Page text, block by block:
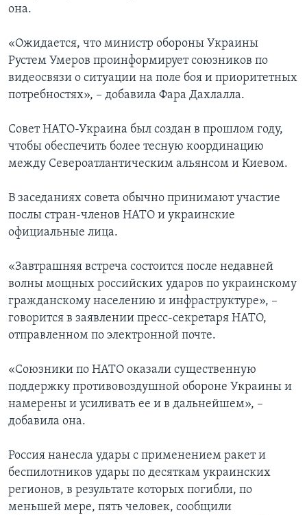
она.
«Ожидается, что министр обороны Украины
Рустем Умеров проинформирует союзников по
видеосвязи о ситуации на поле боя и приоритетных
потребностях», – добавила Фара Дахлалла.
Совет НАТО-Украина был создан в прошлом году,
чтобы обеспечить более тесную координацию
между Североатлантическим альянсом и Киевом.
В заседаниях совета обычно принимают участие
послы стран-членов НАТО и украинские
официальные лица.
«Завтрашняя встреча состоится после недавней
волны мощных российских ударов по украинскому
гражданскому населению и инфраструктуре», –
говорится в заявлении пресс-секретаря НАТО,
отправленном по электронной почте.
«Союзники по НАТО оказали существенную
поддержку противовоздушной обороне Украины и
намерены и усиливать ее и в дальнейшем», –
добавила она.
Россия нанесла удары с применением ракет и
беспилотников удары по десяткам украинских
регионов, в результате которых погибли, по
меньшей мере, пять человек, сообщили